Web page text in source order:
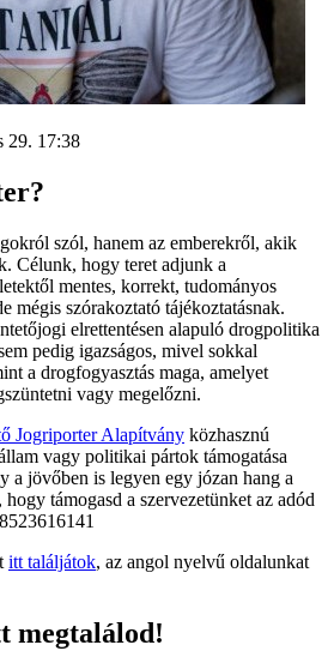
29. 17:38
szól, hanem az emberekről, akik
Célunk, hogy teret adjunk a
mentes, korrekt, tudományos
mégis szórakoztató tájékoztatásnak.
elrettentésen alapuló drogpolitika
pedig igazságos, mivel sokkal
a drogfogyasztás maga, amelyet
vagy megelőzni.
Jogriporter Alapítvány közhasznú
vagy politikai pártok támogatása
a jövőben is legyen egy józan hang a
támogasd a szervezetünket az adód
itt találjátok, az angol nyelvű oldalunkat
megtalálod!